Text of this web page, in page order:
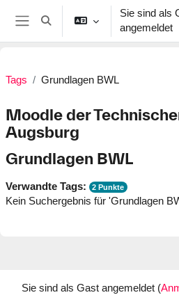
Zum Hauptinhalt
Website-Übersicht
Sucheingabe umschalten
Sie sind als
angemeldet
Tags Grundlagen BWL
Moodle der
Augsburg
Grundlagen BWL
Verwandte Tags: 2 Punkte
Kein Suchergebnis für 'Grundlagen
Sie sind als Gast angemeldet (